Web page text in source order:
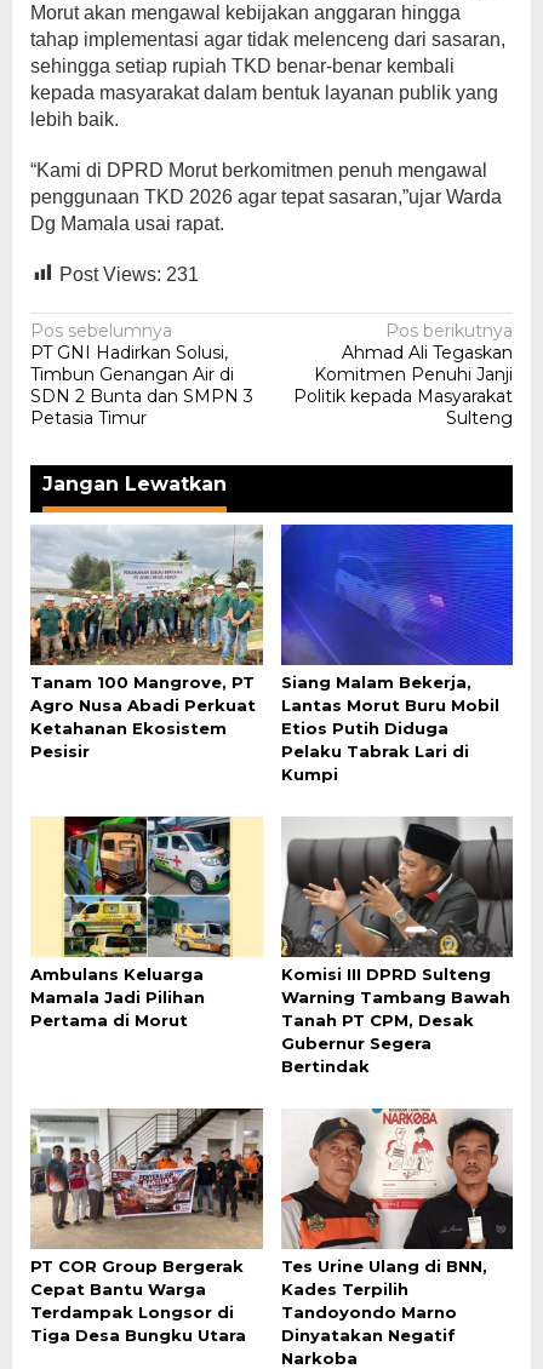
Morut akan mengawal kebijakan anggaran hingga
tahap implementasi agar tidak melenceng dari sasaran,
sehingga setiap rupiah TKD benar-benar kembali
kepada masyarakat dalam bentuk layanan publik yang
lebih baik.
“Kami di DPRD Morut berkomitmen penuh mengawal
penggunaan TKD 2026 agar tepat sasaran,”ujar Warda
Dg Mamala usai rapat.
Post Views: 231
Navigasi
pos
Pos sebelumnya
PT GNI Hadirkan Solusi,
Timbun Genangan Air di
SDN 2 Bunta dan SMPN 3
Petasia Timur
Pos berikutnya
Ahmad Ali Tegaskan
Komitmen Penuhi Janji
Politik kepada Masyarakat
Sulteng
Jangan Lewatkan
Tanam 100 Mangrove, PT
Agro Nusa Abadi Perkuat
Ketahanan Ekosistem
Pesisir
Siang Malam Bekerja,
Lantas Morut Buru Mobil
Etios Putih Diduga
Pelaku Tabrak Lari di
Kumpi
Ambulans Keluarga
Mamala Jadi Pilihan
Pertama di Morut
Komisi III DPRD Sulteng
Warning Tambang Bawah
Tanah PT CPM, Desak
Gubernur Segera
Bertindak
PT COR Group Bergerak
Cepat Bantu Warga
Terdampak Longsor di
Tiga Desa Bungku Utara
Tes Urine Ulang di BNN,
Kades Terpilih
Tandoyondo Marno
Dinyatakan Negatif
Narkoba